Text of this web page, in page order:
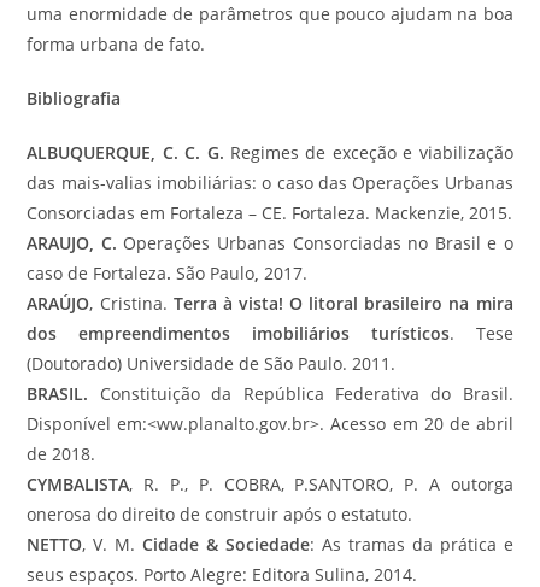
uma enormidade de parâmetros que pouco ajudam na boa
forma urbana de fato.
Bibliografia
ALBUQUERQUE, C. C. G. Regimes de exceção e viabilização
das mais-valias imobiliárias: o caso das Operações Urbanas
Consorciadas em Fortaleza – CE. Fortaleza. Mackenzie, 2015.
ARAUJO, C. Operações Urbanas Consorciadas no Brasil e o
caso de Fortaleza.São Paulo 2017.
ARAÚJO, Cristina. Terra à vista! O litoral brasileiro na mira
dos empreendimentos
imobiliários turísticos. Tese
(Doutorado) Universidade de São Paulo. 2011.
BRASIL. Constituição da República Federativa do Brasil.
Disponível em:<ww.planalto.gov.br>. Acesso em 20 de abril
de 2018.
CYMBALISTA, R. P., P. COBRA, P.SANTORO, P. A outorga
onerosa do direito de construir após o estatuto.
NETTO, V. M.Cidade & Sociedade: As tramas da prática e
seus espaços. Porto Alegre: Editora Sulina, 2014.